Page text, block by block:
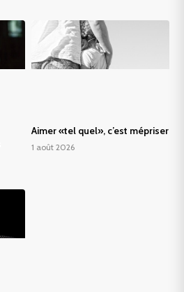
Aimer «tel quel», c’est mépriser
1 août 2026